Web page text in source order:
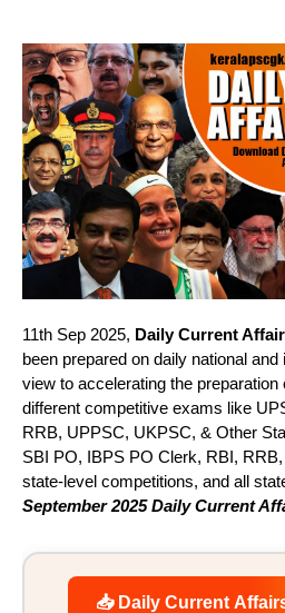
11th Sep 2025, Daily Current
been prepared on daily national
view to accelerating the preparation
different competitive exams like
RRB, UPPSC, UKPSC, & Other
SBI PO, IBPS PO Clerk, RBI,
state-level competitions, and all
September 2025 Daily Current
📥 Daily Current